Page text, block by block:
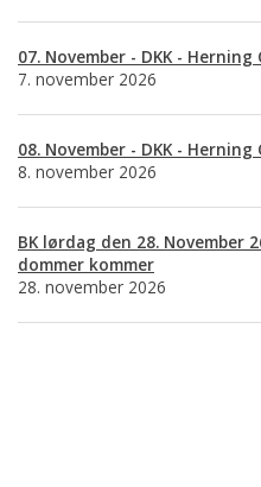
07. November - DKK - Herning
7. november 2026
08. November - DKK - Herning
8. november 2026
BK lørdag den 28. November
dommer kommer
28. november 2026